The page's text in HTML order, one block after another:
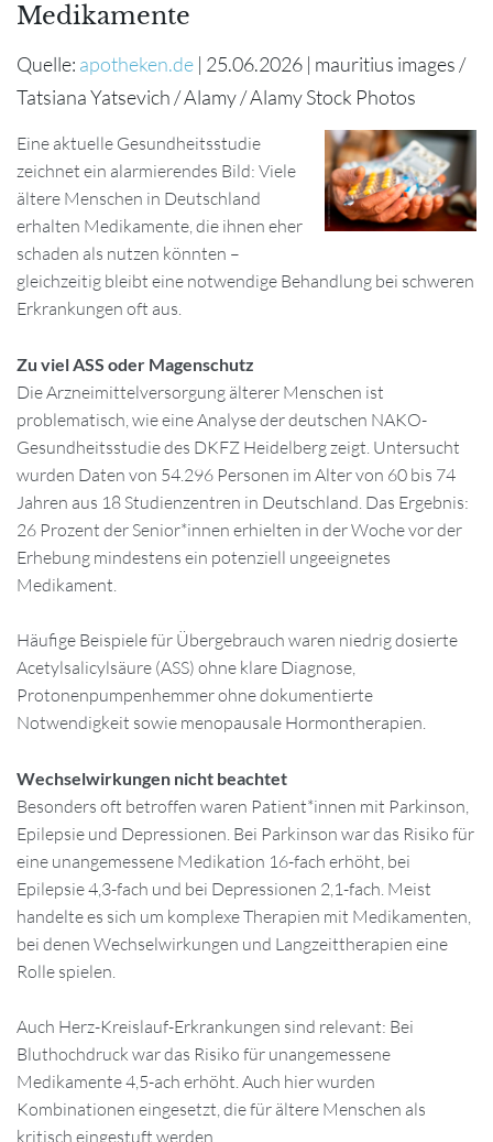
Medikamente
Quelle: apotheken.de | 25.06.2026 | mauritius images /
Tatsiana Yatsevich / Alamy / Alamy Stock Photos
Eine aktuelle Gesundheitsstudie
zeichnet ein alarmierendes Bild: Viele
ältere Menschen in Deutschland
erhalten Medikamente, die ihnen eher
schaden als nutzen könnten –
gleichzeitig bleibt eine notwendige Behandlung bei schweren
Erkrankungen oft aus.
Zu viel ASS oder Magenschutz
Die Arzneimittelversorgung älterer Menschen ist
problematisch, wie eine Analyse der deutschen NAKO-
Gesundheitsstudie des DKFZ Heidelberg zeigt. Untersucht
wurden Daten von 54.296 Personen im Alter von 60 bis 74
Jahren aus 18 Studienzentren in Deutschland. Das Ergebnis:
26 Prozent der Senior*innen erhielten in der Woche vor der
Erhebung mindestens ein potenziell ungeeignetes
Medikament.
Häufige Beispiele für Übergebrauch waren niedrig dosierte
Acetylsalicylsäure (ASS) ohne klare Diagnose,
Protonenpumpenhemmer ohne dokumentierte
Notwendigkeit sowie menopausale Hormontherapien.
Wechselwirkungen nicht beachtet
Besonders oft betroffen waren Patient*innen mit Parkinson,
Epilepsie und Depressionen. Bei Parkinson war das Risiko für
eine unangemessene Medikation 16-fach erhöht, bei
Epilepsie 4,3-fach und bei Depressionen 2,1-fach. Meist
handelte es sich um komplexe Therapien mit Medikamenten,
bei denen Wechselwirkungen und Langzeittherapien eine
Rolle spielen.
Auch Herz-Kreislauf-Erkrankungen sind relevant: Bei
Bluthochdruck war das Risiko für unangemessene
Medikamente 4,5-ach erhöht. Auch hier wurden
Kombinationen eingesetzt, die für ältere Menschen als
kritisch eingestuft werden.